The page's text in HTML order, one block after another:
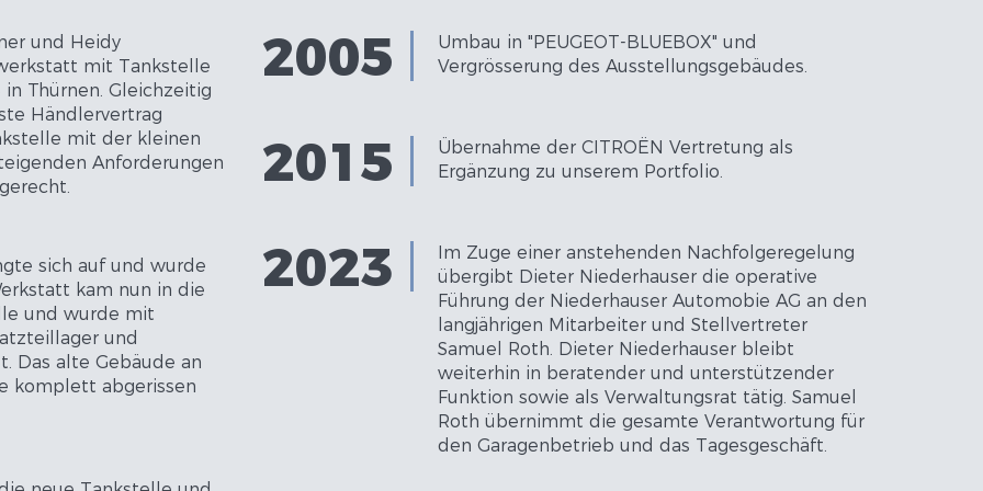
und Heidy
mit Tankstelle
Thürnen. Gleichzeitig
Händlervertrag
mit der kleinen
Anforderungen
sich auf und wurde
kam nun in die
und wurde mit
und
Das alte Gebäude an
komplett abgerissen
2005
Umbau in "PEUGEOT-BLUEBOX" und
Vergrösserung des Ausstellungsgebäudes.
2015
Übernahme der CITROËN Vertretung als
Ergänzung zu unserem Portfolio.
2023
Im Zuge einer anstehenden Nachfolgeregelung
übergibt Dieter Niederhauser die operative
Führung der Niederhauser Automobie AG an den
langjährigen Mitarbeiter und Stellvertreter
Samuel Roth. Dieter Niederhauser bleibt
weiterhin in beratender und unterstützender
Funktion sowie als Verwaltungsrat tätig. Samuel
Roth übernimmt die gesamte Verantwortung für
den Garagenbetrieb und das Tagesgeschäft.